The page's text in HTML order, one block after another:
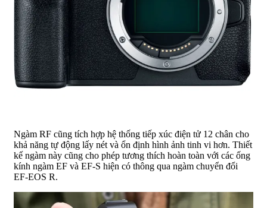
Ngàm RF cũng tích hợp hệ thống tiếp xúc điện tử 12 chân cho
khả năng tự động lấy nét và ổn định hình ảnh tinh vi hơn. Thiết
kế ngàm này cũng cho phép tương thích hoàn toàn với các ống
kính ngàm EF và EF-S hiện có thông qua ngàm chuyển đổi
EF-EOS R.